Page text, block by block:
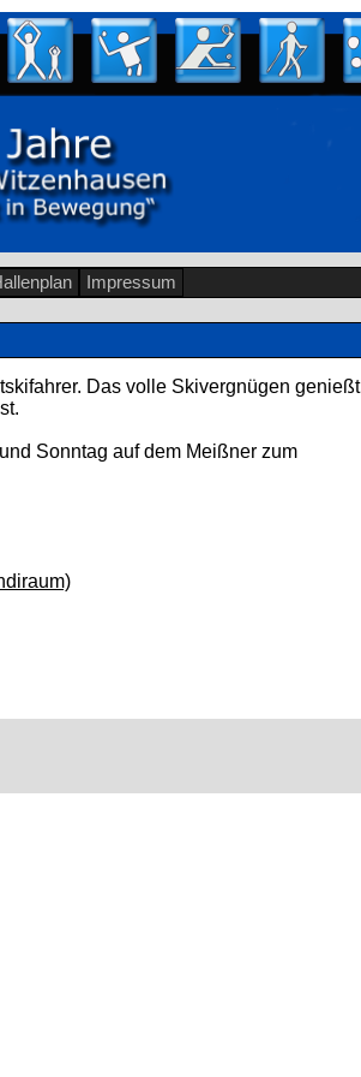
Impressum
Das volle Skivergnügen genießt
Sonntag auf dem Meißner zum